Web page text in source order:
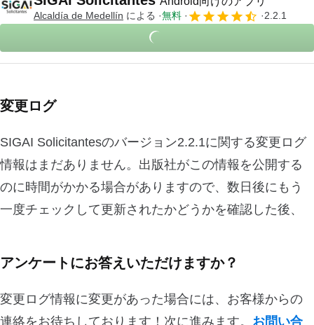
Alcaldía de Medellín による 無料 2.2.1
変更ログ
SIGAI Solicitantesのバージョン2.2.1に関する変更ログ
情報はまだありません。出版社がこの情報を公開する
のに時間がかかる場合がありますので、数日後にもう
一度チェックして更新されたかどうかを確認した後、
アンケートにお答えいただけますか？
変更ログ情報に変更があった場合には、お客様からの
連絡をお待ちしております！次に進みます。 お問い合